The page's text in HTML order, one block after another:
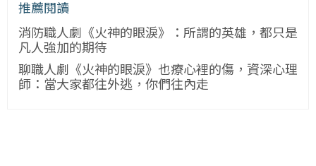
推薦閱讀
消防職人劇《火神的眼淚》：所謂的英雄，都只是
凡人強加的期待
聊職人劇《火神的眼淚》也療心裡的傷，資深心理
師：當大家都往外逃，你們往內走